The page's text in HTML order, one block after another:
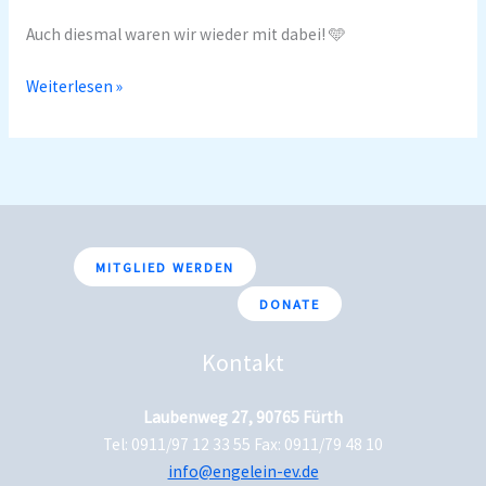
Auch diesmal waren wir wieder mit dabei! 🩵
Weiterlesen »
MITGLIED WERDEN
DONATE
Kontakt
Laubenweg 27, 90765 Fürth
Tel: 0911/97 12 33 55 Fax: 0911/79 48 10
info@engelein-ev.de